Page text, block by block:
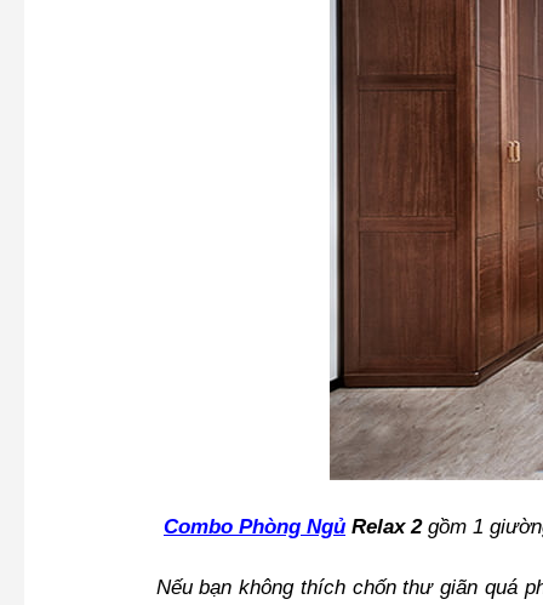
Combo Phòng Ngủ Relax 2gồm 1
Nếu bạn không thích chốn thư giãn quá